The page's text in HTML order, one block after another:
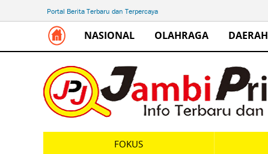
Portal Berita Terbaru dan Terpercaya
NASIONAL OLAHRAGA DAERAH
FOKUS